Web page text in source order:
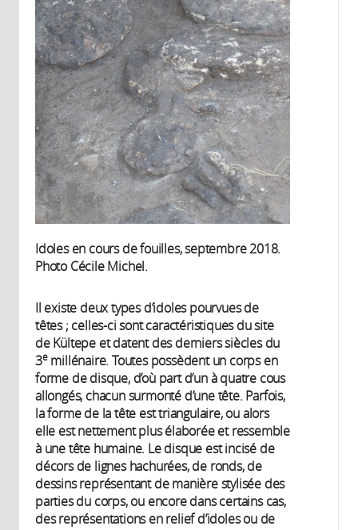
Idoles en cours de fouilles, septembre 2018.
Photo Cécile Michel.
Il existe deux types d’idoles pourvues de
têtes ; celles-ci sont caractéristiques du site
de Kültepe et datent des derniers siècles du
3emillénaire. Toutes possèdent un corps en
forme de disque, d’où part d’un à quatre cous
allongés, chacun surmonté d’une tête. Parfois,
la forme de la tête est triangulaire, ou alors
elle est nettement plus élaborée et ressemble
à une tête humaine. Le disque est incisé de
décors de lignes hachurées, de ronds, de
dessins représentant de manière stylisée des
parties du corps, ou encore dans certains cas,
des représentations en relief d’idoles ou de